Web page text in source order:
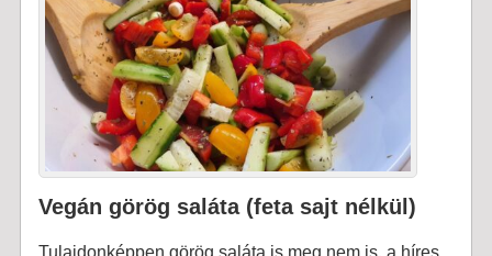
Vegán görög saláta (feta sajt nélkül)